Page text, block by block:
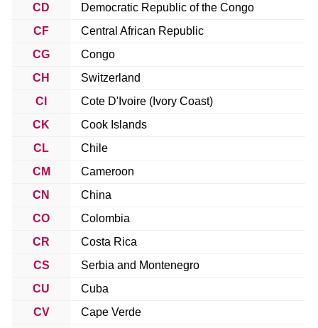
CD
Democratic Republic of the Congo
CF
Central African Republic
CG
Congo
CH
Switzerland
CI
Cote D'Ivoire (Ivory Coast)
CK
Cook Islands
CL
Chile
CM
Cameroon
CN
China
CO
Colombia
CR
Costa Rica
CS
Serbia and Montenegro
CU
Cuba
CV
Cape Verde